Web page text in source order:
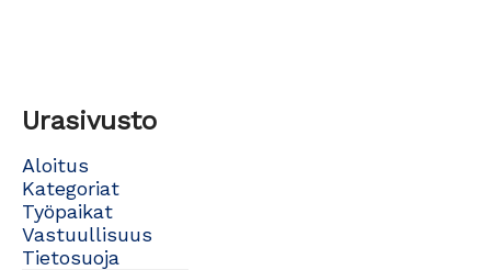
Urasivusto
Aloitus
Kategoriat
Työpaikat
Vastuullisuus
Tietosuoja